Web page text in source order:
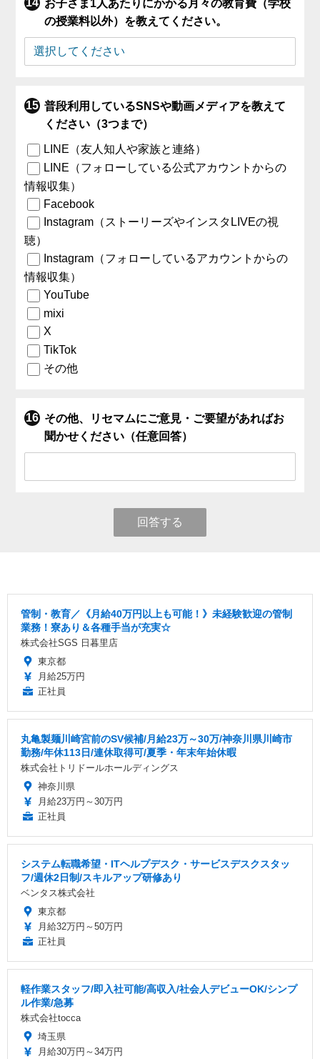
お子さま1人あたりにかかる月々の教育費（学校
の授業料以外）を教えてください。
普段利用しているSNSや動画メディアを教えて
ください（3つまで）
LINE（友人知人や家族と連絡）
LINE（フォローしている公式アカウントからの
情報収集）
Facebook
Instagram（ストーリーズやインスタLIVEの視
聴）
Instagram（フォローしているアカウントからの
情報収集）
YouTube
mixi
X
TikTok
その他
その他、リセマムにご意見・ご要望があればお
聞かせください（任意回答）
回答する
管制・教育／《月給40万円以上も可能！》未経験歓迎の管制
業務！寮あり＆各種手当が充実☆
株式会社SGS 日暮里店
東京都
月給25万円
正社員
丸亀製麺川崎宮前のSV候補/月給23万～30万/神奈川県川崎市
勤務/年休113日/連休取得可/夏季・年末年始休暇
株式会社トリドールホールディングス
神奈川県
月給23万円～30万円
正社員
システム転職希望・ITヘルプデスク・サービスデスクスタッ
フ/週休2日制/スキルアップ研修あり
ベンタス株式会社
東京都
月給32万円～50万円
正社員
軽作業スタッフ/即入社可能/高収入/社会人デビューOK/シンプ
ル作業/急募
株式会社tocca
埼玉県
月給30万円～34万円